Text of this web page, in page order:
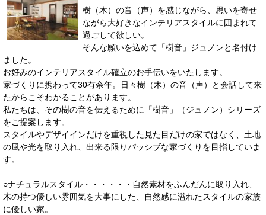
樹（木）の音（声）を感じながら、思いを寄せ
ながら大好きなインテリアスタイルに囲まれて
過ごして欲しい。
そんな願いを込めて「樹音」ジュノンと名付け
ました。
お好みのインテリアスタイル確立のお手伝いをいたします。
家づくりに携わって30有余年。日々樹（木）の音（声）と会話して来
たからこそわかることがあります。
私たちは、その樹の音を伝えるために「樹音」（ジュノン）シリーズ
をご提案します。
スタイルやデザイインだけを重視した見た目だけの家ではなく、土地
の風や光を取り入れ、出来る限りパッシブな家づくりを目指していま
す。
○ナチュラルスタイル・・・・・・自然素材をふんだんに取り入れ、
木の持つ優しい雰囲気を大事にした、自然感に溢れたスタイルの家族
に優しい家。